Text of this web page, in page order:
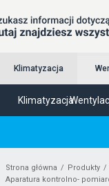
Klimatyzacja
Klimatyzacja
Strona główna Produkty
Aparatura kontrolno-